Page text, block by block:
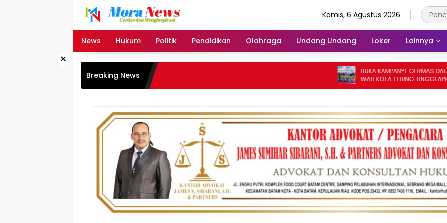
Kamis, 6 Agustus 2026
News Hukum Politik Pendidikan Olahraga Undang Undang Loker Lainnya
×
Breaking News
BUKA KAMPANYE GERMAS DALAM ISPS
WALI KOTA TEBING TINGGI APRESIASI
PENURUNAN STUNTING